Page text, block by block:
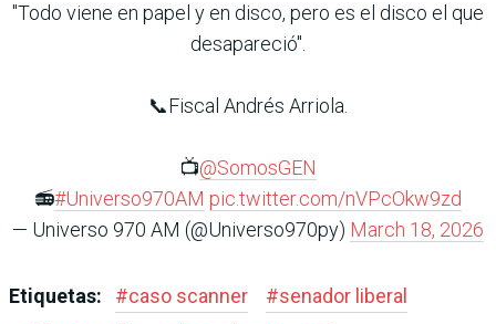
"Todo viene en papel y en disco, pero es el disco el que
desapareció".
📞Fiscal Andrés Arriola.
📺@SomosGEN
📻#Universo970AM pic.twitter.com/nVPcOkw9zd
— Universo 970 AM (@Universo970py) March 18, 2026
Etiquetas: #caso scanner #senador liberal